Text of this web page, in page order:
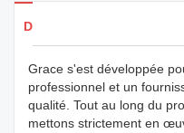
Détails des produits
Grace s'est développée
professionnel et un
qualité. Tout au long du
mettons strictement en